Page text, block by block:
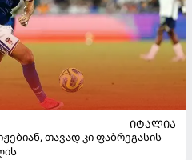
ᲘᲢᲐᲚᲘᲐ
თავად კი ფაბრეგასის